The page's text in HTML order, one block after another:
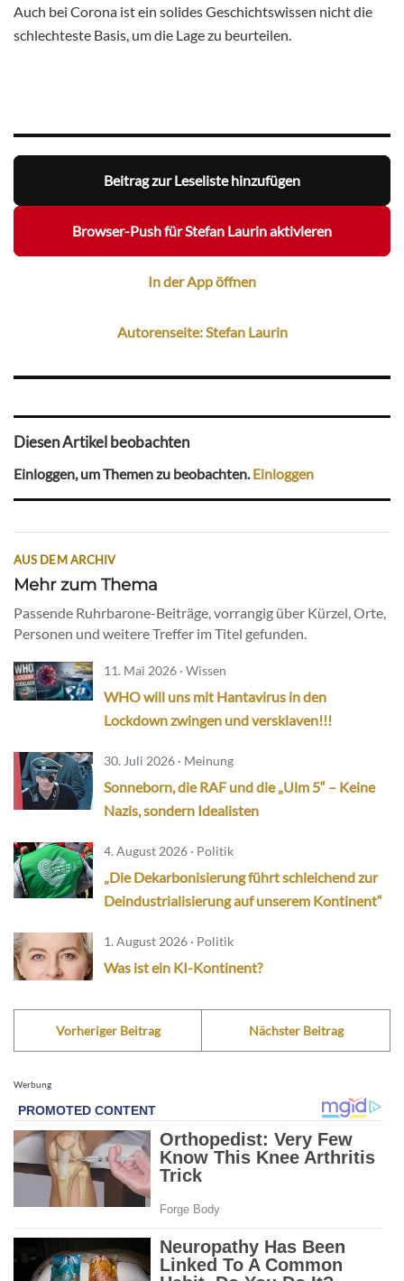
Auch bei Corona ist ein solides Geschichtswissen nicht die
schlechteste Basis, um die Lage zu beurteilen.
Beitrag zur Leseliste hinzufügen
Browser-Push für Stefan Laurin aktivieren
In der App öffnen
Autorenseite: Stefan Laurin
Diesen Artikel beobachten
Einloggen, um Themen zu beobachten.Einloggen
AUS DEM ARCHIV
Mehr zum Thema
Passende Ruhrbarone-Beiträge, vorrangig über Kürzel, Orte,
Personen und weitere Treffer im Titel gefunden.
11. Mai 2026 · Wissen
WHO will uns mit Hantavirus in den
Lockdown zwingen und versklaven!!!
30. Juli 2026 · Meinung
Sonneborn, die RAF und die „Ulm 5“ – Keine
Nazis, sondern Idealisten
4. August 2026 · Politik
„Die Dekarbonisierung führt schleichend zur
Deindustrialisierung auf unserem Kontinent“
1. August 2026 · Politik
Was ist ein KI-Kontinent?
Vorheriger Beitrag Nächster Beitrag
Werbung